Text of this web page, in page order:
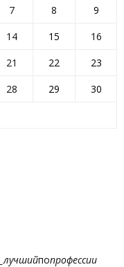
7 8
9
14 15
16
21 22
23
28 29
30
_лучшийпопрофессии